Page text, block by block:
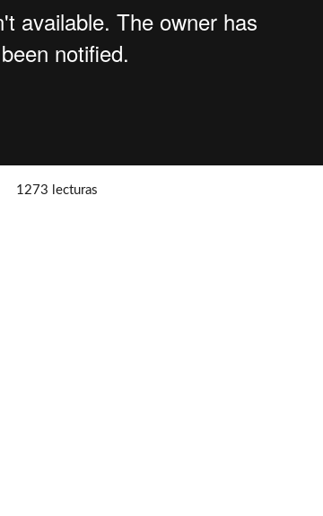
1273 lecturas